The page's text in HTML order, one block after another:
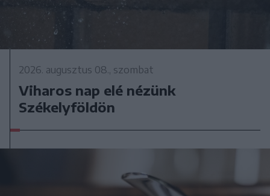
2026. augusztus 08., szombat
Viharos nap elé nézünk
Székelyföldön